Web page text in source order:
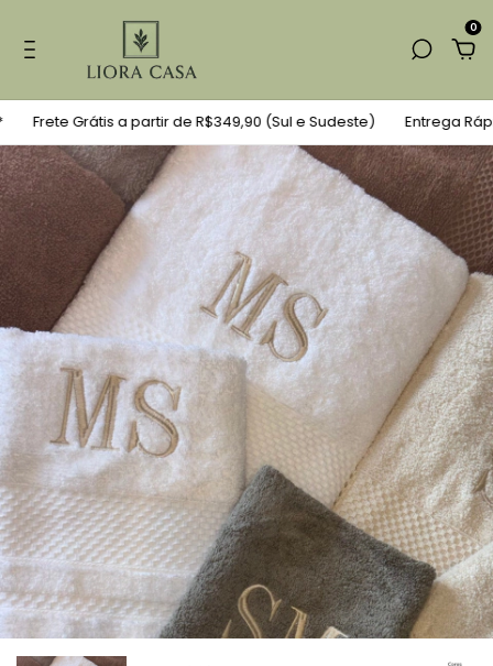
0
Grátis a partir de R$349,90 (Sul e Sudeste) Entrega Rápida